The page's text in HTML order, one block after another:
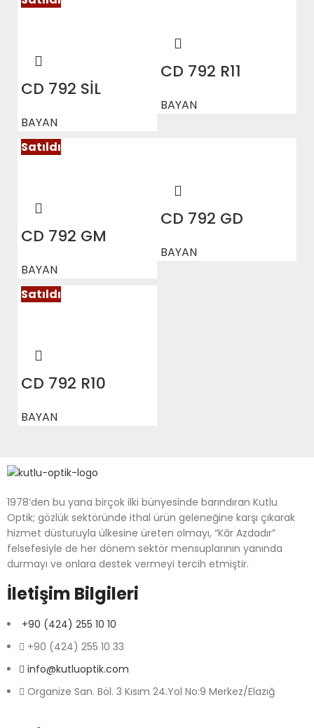
CD 792 SİL
BAYAN
CD 792 R11
BAYAN
Satıldı
CD 792 GM
BAYAN
CD 792 GD
BAYAN
Satıldı
CD 792 R10
BAYAN
1978’den bu yana birçok ilki bünyesinde barındıran Kutlu
Optik; gözlük sektöründe ithal ürün geleneğine karşı çıkarak
hizmet düsturuyla ülkesine üreten olmayı, “Kâr Azdadır”
felsefesiyle de her dönem sektör mensuplarının yanında
durmayı ve onlara destek vermeyi tercih etmiştir.
İletişim Bilgileri
+90 (424) 255 10 10
+90 (424) 255 10 33
info@kutluoptik.com
Organize San. Böl. 3 Kısım 24.Yol No:9 Merkez/Elazığ